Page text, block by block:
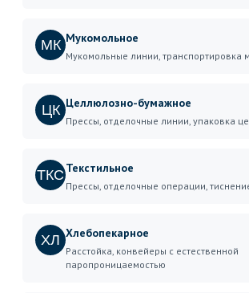
МК Мукомольное
Мукомольные линии, транспортировка
ЦК Целлюлозно-бумажное
Прессы, отделочные линии, упаковка
ТКС Текстильное
Прессы, отделочные операции,
ХЛ Хлебопекарное
Расстойка, конвейеры с естественной
паропроницаемостью